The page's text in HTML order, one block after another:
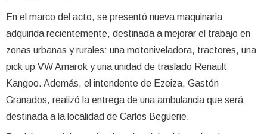
En el marco del acto, se presentó nueva maquinaria
adquirida recientemente, destinada a mejorar el trabajo en
zonas urbanas y rurales: una motoniveladora, tractores, una
pick up VW Amarok y una unidad de traslado Renault
Kangoo. Además, el intendente de Ezeiza, Gastón
Granados, realizó la entrega de una ambulancia que será
destinada a la localidad de Carlos Beguerie.